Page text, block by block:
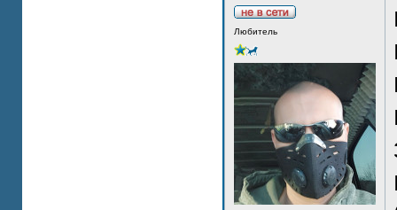
Любитель